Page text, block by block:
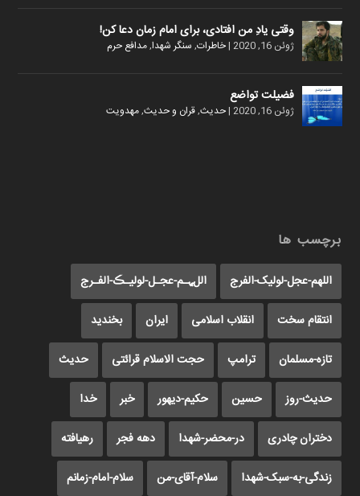
وقتی یادِ من افتادی، برای امام زمان دعا کن!
ژوئن 16, 2020 |خاطرات, سنگر شهدا,مدافع حرم
فضیلت تواضع
ژوئن 16, 2020 |حدیث,قران و حدیث,مهدویت
برچسب ها
اللهم-عجل-لولیک-الفرج اللﮩـم-عجـل-لولیـڪ-الفـرج
انتقام سخت انقلاب اسلامی ایران بخندید
تازه-مسلمان ترامپ حجت الاسلام قرائتی حدیث
حدیث-روز حسین حکیم-دیهور خبر خدا
دختران چادری در-محضر-شهدا دهه فجر رهیافته
زندگی-به-سبک-شهدا سلام-آقای-من سلام-امام-زمانم